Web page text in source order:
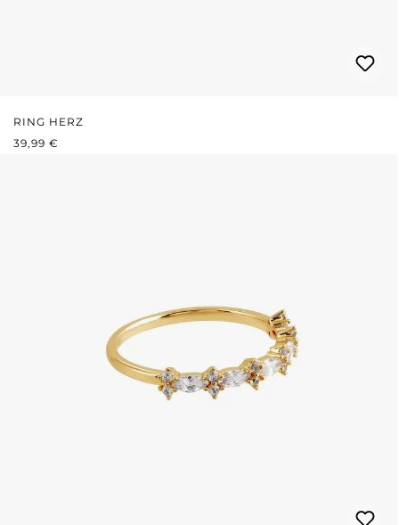
RING HERZ
REGULÄRER PREIS:
39,99 €